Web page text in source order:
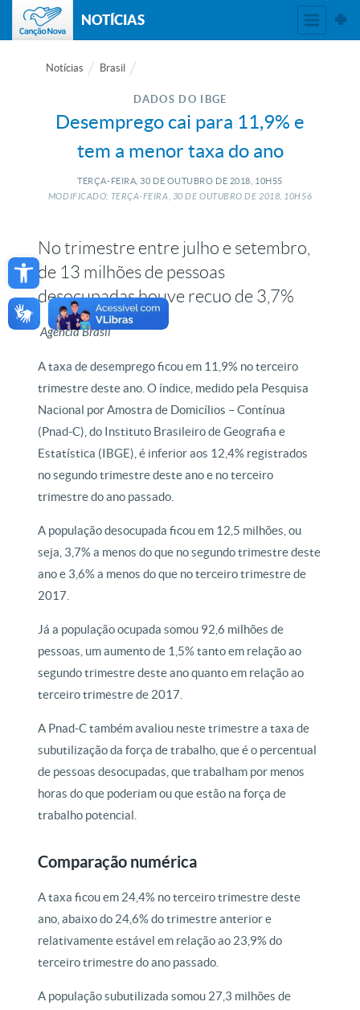
Open toolbar
NOTÍCIAS
Notícias Brasil
DADOS DO IBGE
Desemprego cai para 11,9% e
tem a menor taxa do ano
TERÇA-FEIRA, 30 DE OUTUBRO DE 2018, 10H55
MODIFICADO: TERÇA-FEIRA, 30 DE OUTUBRO DE2018, 10H56
No trimestre entre julho e setembro,
de 13 milhões de pessoas
desocupadas houve recuo de 3,7%
Agência Brasil
A taxa de desemprego ficou em 11,9% no terceiro
trimestre deste ano. O índice, medido pela Pesquisa
Nacional por Amostra de Domicílios – Contínua
(Pnad-C), do Instituto Brasileiro de Geografia e
Estatística (IBGE), é inferior aos 12,4% registrados
no segundo trimestre deste ano e no terceiro
trimestre do ano passado.
A população desocupada ficou em 12,5 milhões, ou
seja, 3,7% a menos do que no segundo trimestre deste
ano e 3,6% a menos do que no terceiro trimestre de
2017.
Já a população ocupada somou 92,6 milhões de
pessoas, um aumento de 1,5% tanto em relação ao
segundo trimestre deste ano quanto em relação ao
terceiro trimestre de 2017.
A Pnad-C também avaliou neste trimestre a taxa de
subutilização da força de trabalho, que é o percentual
de pessoas desocupadas, que trabalham por menos
horas do que poderiam ou que estão na força de
trabalho potencial.
Comparação numérica
A taxa ficou em 24,4% no terceiro trimestre deste
ano, abaixo do 24,6% do trimestre anterior e
relativamente estável em relação ao 23,9% do
terceiro trimestre do ano passado.
A população subutilizada somou 27,3 milhões de